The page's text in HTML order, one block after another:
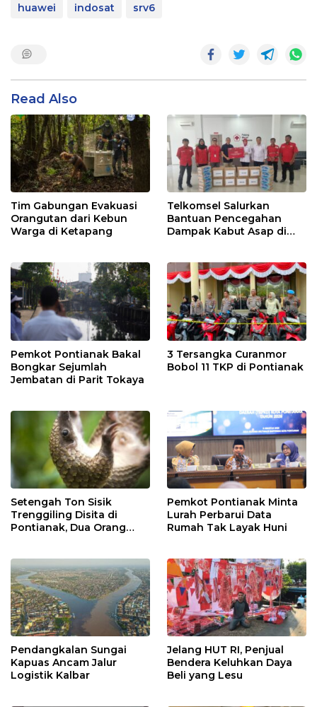
huawei indosat srv6
Read Also
Tim Gabungan Evakuasi
Orangutan dari Kebun
Warga di Ketapang
Telkomsel Salurkan
Bantuan Pencegahan
Dampak Kabut Asap di
Pemkot Pontianak Bakal
Bongkar Sejumlah
Jembatan di Parit Tokaya
3 Tersangka Curanmor
Bobol 11 TKP di Pontianak
Setengah Ton Sisik
Trenggiling Disita di
Pontianak, Dua Orang
Pemkot Pontianak Minta
Lurah Perbarui Data
Rumah Tak Layak Huni
Pendangkalan Sungai
Kapuas Ancam Jalur
Logistik Kalbar
Jelang HUT RI, Penjual
Bendera Keluhkan Daya
Beli yang Lesu